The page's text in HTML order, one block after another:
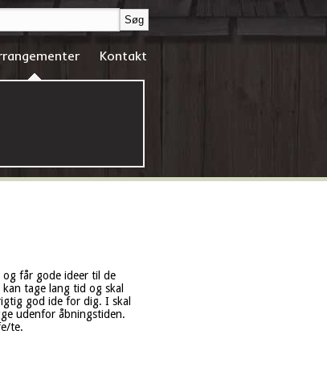
Kontakt
får gode ideer til de
tage lang tid og skal
god ide for dig. I skal
udenfor åbningstiden.
te.